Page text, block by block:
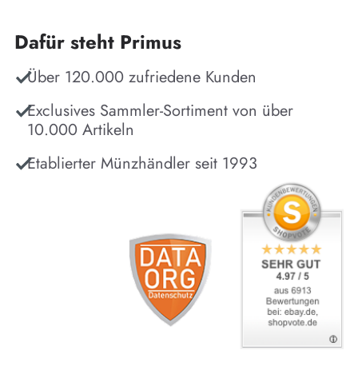
Dafür steht Primus
Über 120.000 zufriedene Kunden
Exclusives Sammler-Sortiment von über
10.000 Artikeln
Etablierter Münzhändler seit 1993